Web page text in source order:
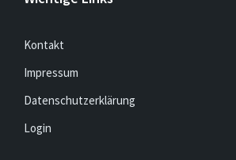
Kontakt
Impressum
Datenschutzerklärung
Login